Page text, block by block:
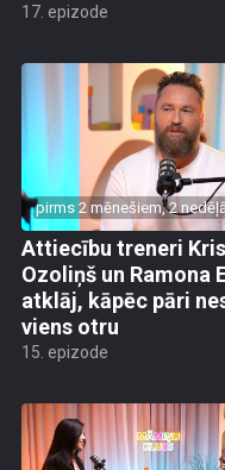
17. epizode
pirms 2 mēnešiem, 2
Attiecību treneri
Ozoliņš un Ramona
atklāj, kāpēc pāri
viens otru
15. epizode